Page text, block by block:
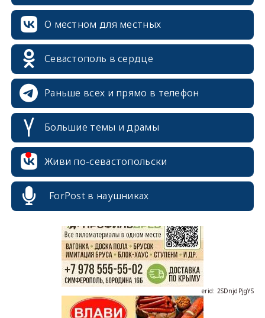
О местном для местных
Севастополь в сердце
Раньше всех и прямо в телефон
Большие темы и драмы
Живи по-севастопольски
ForPost в наушниках
erid: 2SDnjdPjgYS